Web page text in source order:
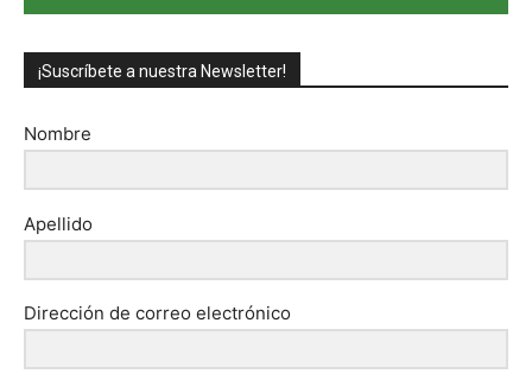
¡Suscríbete a nuestra Newsletter!
Nombre
Apellido
Dirección de correo electrónico